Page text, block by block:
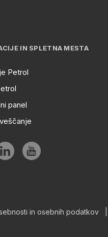
IN SPLETNA MESTA
Petrol
panel
in osebnih podatkov